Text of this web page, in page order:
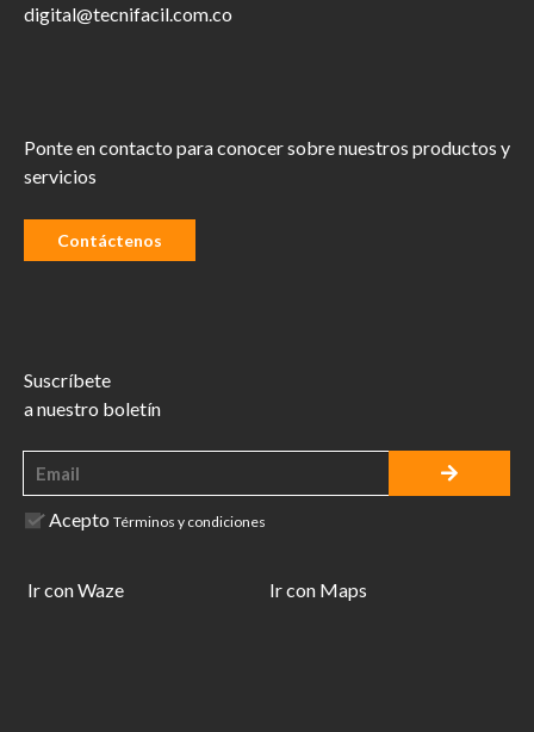
digital@tecnifacil.com.co
Ponte en contacto para conocer sobre nuestros productos y
servicios
Contáctenos
Suscríbete
a nuestro boletín
Acepto Términos y condiciones
Ir con Waze Ir con Maps